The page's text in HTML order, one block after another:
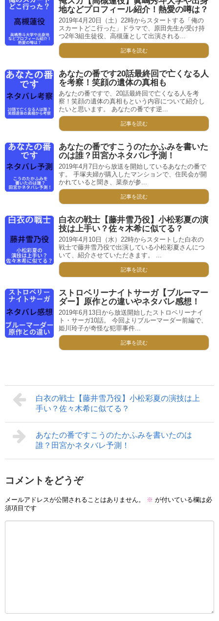
地などプロフィール紹介！熱愛の噂は？
2019年4月20日（土）22時からスタートする「俺の
スカートどこ行った」ドラマで、原田先生が受け持
つ2年3組生徒役、高槻蓮として出演される...
記事を読む
あなたの番です20話最終回で亡くなる人
を考察！笑顔の遺体の真相も
あなたの番ですで、20話最終回で亡くなる人を考
察！笑顔の遺体の真相もという内容について紹介し
たいと思います。 あなたの番です逆...
記事を読む
あなたの番ですこうのたかふみを書いた
のは誰？田宮かネタバレ予測！
2019年4月7日から放送を開始しているあなたの番で
す。 手塚夫婦が購入したマンションで、住民会が開
かれていると聞き、菜奈が参...
記事を読む
白衣の戦士【藤井雪乃役】小松彩夏の演
技は上手い？佐々木希に似てる？
2019年4月10日（水）22時からスタートした白衣の
戦士で藤井雪乃役で出演している小松彩夏さんにつ
いて、紹介させていただきます。 ...
記事を読む
ストロベリーナイトサーガ【ブルーマー
ダー】原作との違いやネタバレ感想！
2019年6月13日から放送開始したストロベリーナイ
ト・サーガ10話。 今回よりブルーマーダー前編で、
姫川玲子が奇怪な犯罪事件...
記事を読む
白衣の戦士【藤井雪乃役】小松彩夏の演技は上
手い？佐々木希に似てる？
あなたの番ですこうのたかふみを書いたのは
誰？田宮かネタバレ予測！
コメントをどうぞ
メールアドレスが公開されることはありません。 ※ が付いている欄は必
須項目です